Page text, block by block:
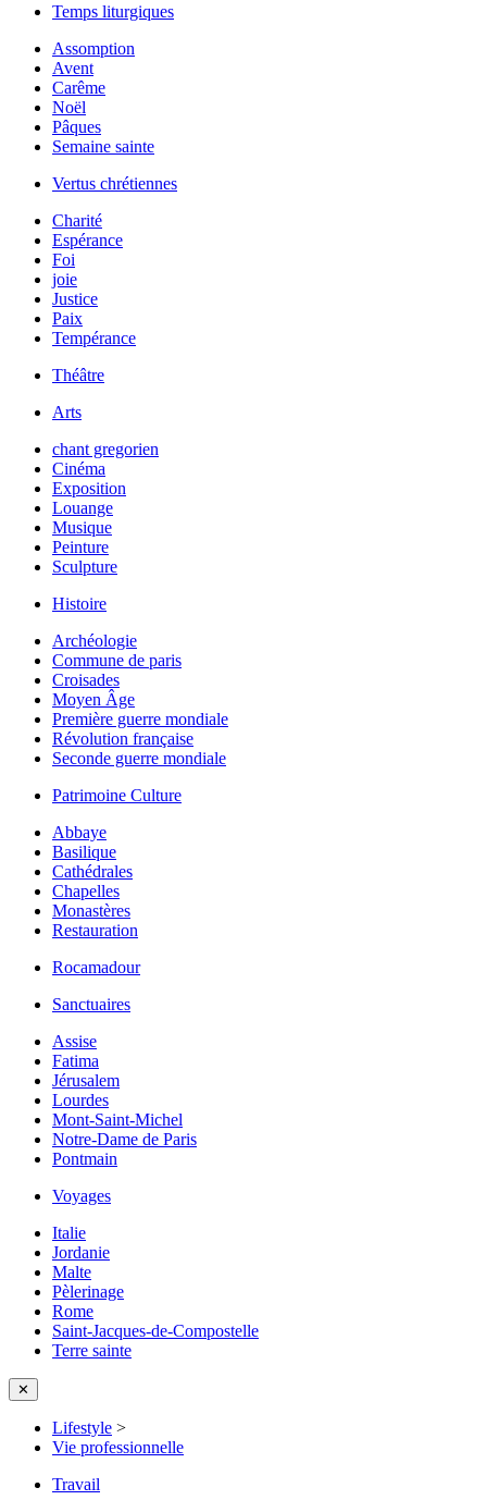
Temps liturgiques
Assomption
Avent
Carême
Noël
Pâques
Semaine sainte
Vertus chrétiennes
Charité
Espérance
Foi
joie
Justice
Paix
Tempérance
Théâtre
Arts
chant gregorien
Cinéma
Exposition
Louange
Musique
Peinture
Sculpture
Histoire
Archéologie
Commune de paris
Croisades
Moyen Âge
Première guerre mondiale
Révolution française
Seconde guerre mondiale
Patrimoine Culture
Abbaye
Basilique
Cathédrales
Chapelles
Monastères
Restauration
Rocamadour
Sanctuaires
Assise
Fatima
Jérusalem
Lourdes
Mont-Saint-Michel
Notre-Dame de Paris
Pontmain
Voyages
Italie
Jordanie
Malte
Pèlerinage
Rome
Saint-Jacques-de-Compostelle
Terre sainte
✕
Lifestyle >
Vie professionnelle
Travail